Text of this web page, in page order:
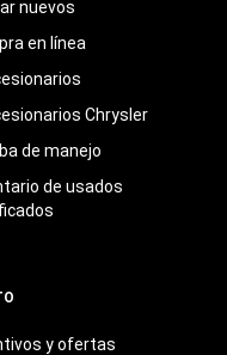
nuevos
en línea
Chrysler
de manejo
de usados
y ofertas